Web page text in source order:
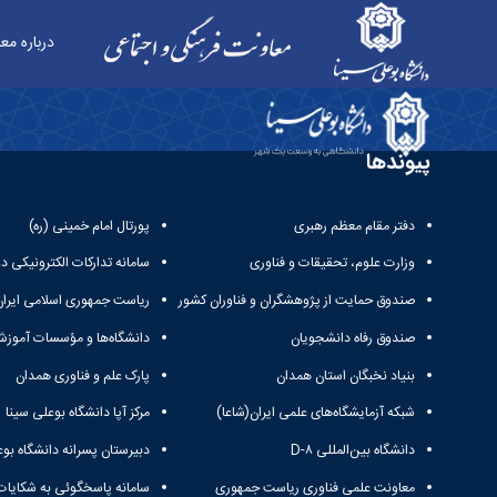
درباره
مراسم جشن دانش آموختگی - معاونت فرهنگی
پیوندها
دفتر مقام معظم رهبری
وزارت علوم، تحقیقات و فناوری
صندوق حمایت از پژوهشگران و فناوران کشور
صندوق رفاه دانشجویان
بنیاد نخبگان استان همدان
شبکه آزمایشگاه‌های علمی ایران(شاعا)
دانشگاه بین‌المللی D-۸
معاونت علمی فناوری ریاست جمهوری
پورتال امام خمینی (ره)
سامانه تدارکات الکترونیکی
ریاست جمهوری اسلامی
دانشگاه‌ها و مؤسسات
پارک علم و فناوری همدان
مرکز آپا دانشگاه بوعلی سینا
دبیرستان پسرانه دانشگاه
سامانه پاسخگوئی به